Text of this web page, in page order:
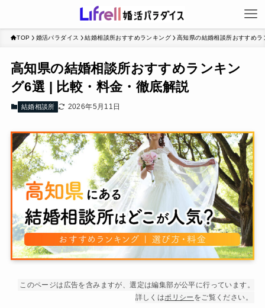
TOP 婚活パラダイス 結婚相談所おすすめランキング 高知県の結婚相談所おすすめ
高知県の結婚相談所おすすめランキン
グ6選 | 比較・料金・徹底解説
結婚相談所 2026年5月11日
このページは広告を含みますが、選定は編集部が公平に行っています。
詳しくはポリシー をご覧ください。